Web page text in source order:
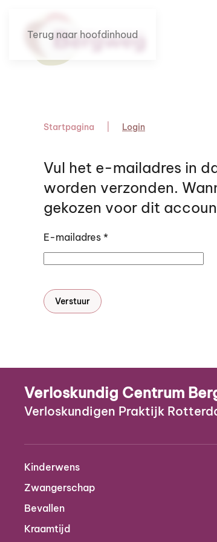
Terug naar hoofdinhoud
Startpagina Login
Vul het e-mailadres in
worden verzonden.
gekozen voor dit
E-mailadres *
Verstuur
Verloskundig Centrum
Verloskundigen Praktijk
Kinderwens
Zwangerschap
Bevallen
Kraamtijd